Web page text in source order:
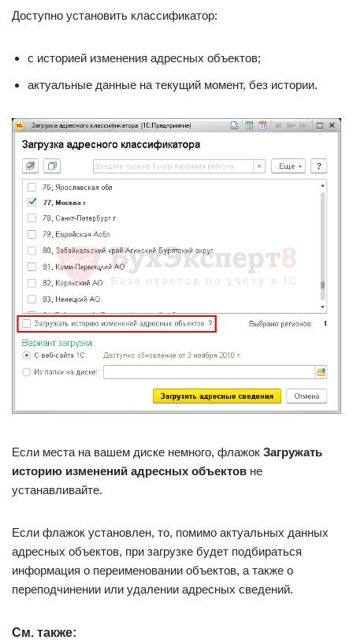
Доступно установить классификатор:
с историей изменения адресных объектов;
актуальные данные на текущий момент, без истории.
Если места на вашем диске немного, флажок Загружать
историю изменений адресных объектов не
устанавливайте.
Если флажок установлен, то, помимо актуальных данных
адресных объектов, при загрузке будет подбираться
информация о переименовании объектов, а также о
переподчинении или удалении адресных сведений.
См. также: